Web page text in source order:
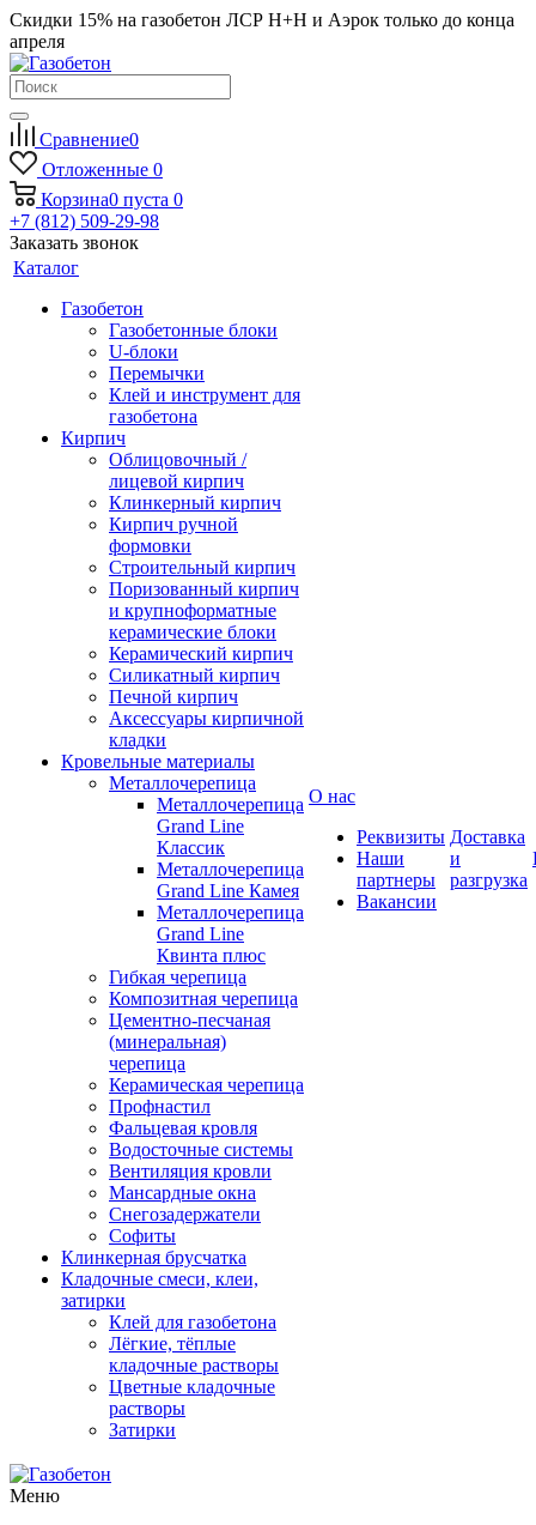
Скидки 15% на газобетон ЛСР Н+Н и Аэрок только до конца
апреля
Сравнение0
Отложенные 0
Корзина0 пуста 0
+7 (812) 509-29-98
Заказать звонок
Каталог
Газобетон
Газобетонные блоки
U-блоки
Перемычки
Клей и инструмент для
газобетона
Кирпич
Облицовочный /
лицевой кирпич
Клинкерный кирпич
Кирпич ручной
формовки
Строительный кирпич
Поризованный кирпич
и крупноформатные
керамические блоки
Керамический кирпич
Силикатный кирпич
Печной кирпич
Аксессуары кирпичной
кладки
Кровельные материалы
Металлочерепица
Металлочерепица
Grand Line
Классик
Металлочерепица
Grand Line Камея
Металлочерепица
Grand Line
Квинта плюс
Гибкая черепица
Композитная черепица
Цементно-песчаная
(минеральная)
черепица
Керамическая черепица
Профнастил
Фальцевая кровля
Водосточные системы
Вентиляция кровли
Мансардные окна
Снегозадержатели
Софиты
Клинкерная брусчатка
Кладочные смеси, клеи,
затирки
Клей для газобетона
Лёгкие, тёплые
кладочные растворы
Цветные кладочные
растворы
Затирки
О нас
Реквизиты
Наши
партнеры
Вакансии
Доставка
и
разгрузка
Меню